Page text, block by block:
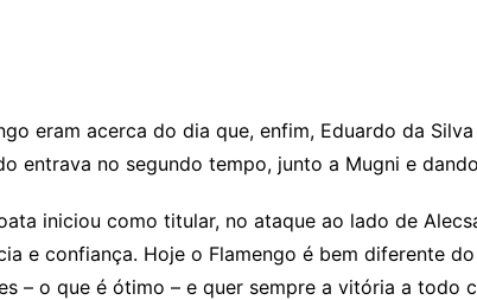
eram acerca do dia que, enfim, Eduardo da
entrava no segundo tempo, junto a Mugni e
iniciou como titular, no ataque ao lado de
e confiança. Hoje o Flamengo é bem diferente
– o que é ótimo – e quer sempre a vitória a todo